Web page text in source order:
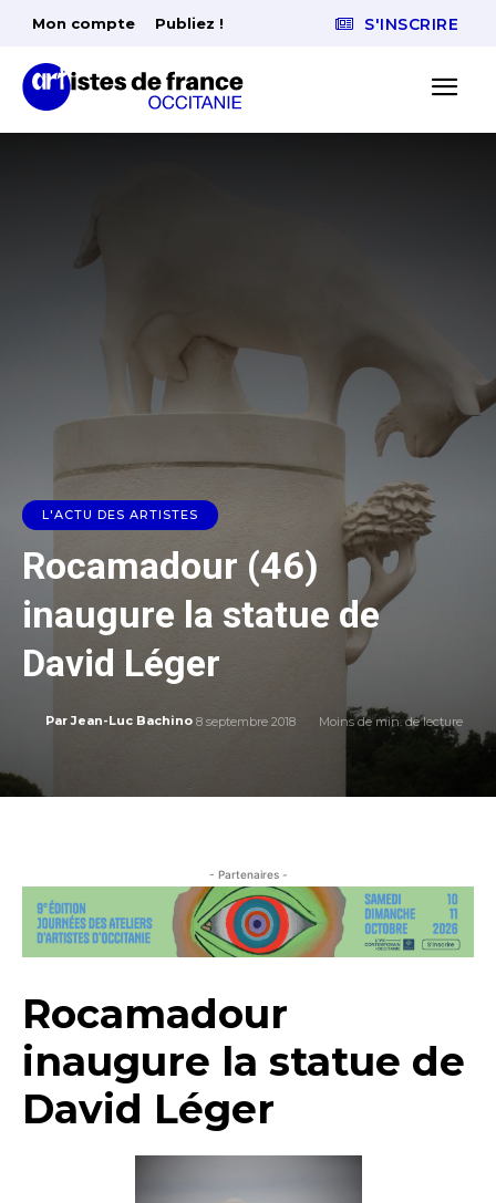
Mon compte Publiez ! S'INSCRIRE
L'ACTU DES ARTISTES
Rocamadour (46)
inaugure la statue de
David Léger
Par Jean-Luc Bachino 8 septembre 2018 Moins demin. de lecture
- Partenaires -
Rocamadour
inaugure la statue de
David Léger